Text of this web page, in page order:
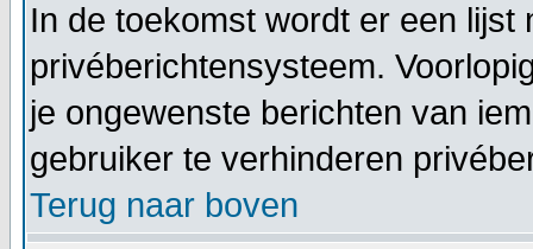
In de toekomst wordt er een
privéberichtensysteem.
je ongewenste berichten van
gebruiker te verhinderen
Terug naar boven